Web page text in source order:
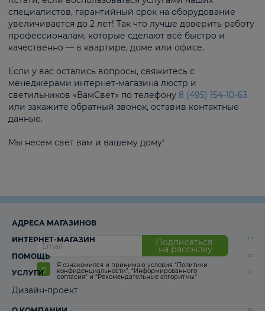
специалистов, гарантийный срок на оборудование
увеличивается до 2 лет! Так что лучше доверить работу
профессионалам, которые сделают всё быстро и
качественно — в квартире, доме или офисе.
Если у вас остались вопросы, свяжитесь с
менеджерами интернет-магазина люстр и
светильников «ВамСвет» по телефону 8 (495) 154-10-63
или закажите обратный звонок, оставив контактные
данные.
Мы несем свет вам и вашему дому!
Подписаться
на рассылку
Я ознакомился и принимаю условия “Политики
конфиденциальности”, “Информированного
согласия“ и “Рекомендательные алгоритмы“
АДРЕСА МАГАЗИНОВ
ИНТЕРНЕТ-МАГАЗИН
ПОМОЩЬ
УСЛУГИ
Дизайн-проект